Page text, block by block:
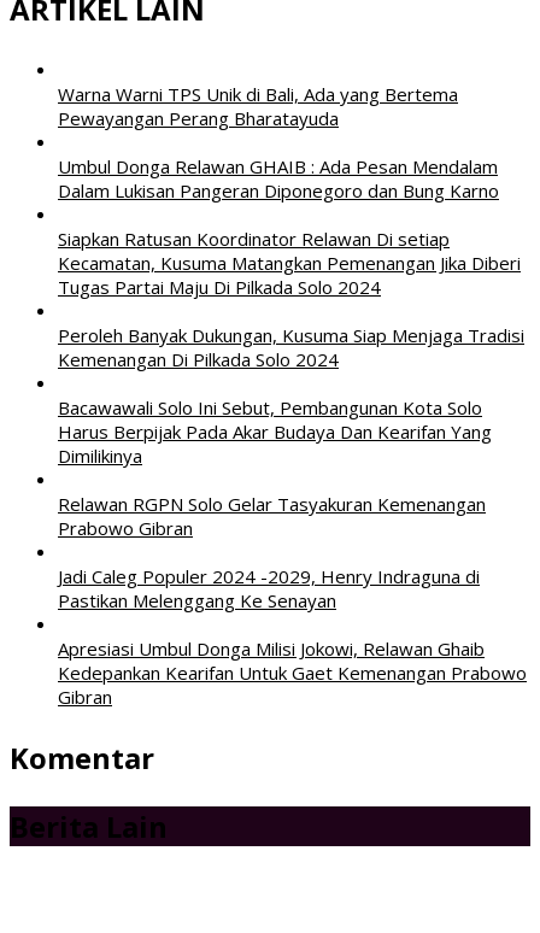
ARTIKEL LAIN
Warna Warni TPS Unik di Bali, Ada yang Bertema
Pewayangan Perang Bharatayuda
Umbul Donga Relawan GHAIB : Ada Pesan Mendalam
Dalam Lukisan Pangeran Diponegoro dan Bung Karno
Siapkan Ratusan Koordinator Relawan Di setiap
Kecamatan, Kusuma Matangkan Pemenangan Jika Diberi
Tugas Partai Maju Di Pilkada Solo 2024
Peroleh Banyak Dukungan, Kusuma Siap Menjaga Tradisi
Kemenangan Di Pilkada Solo 2024
Bacawawali Solo Ini Sebut, Pembangunan Kota Solo
Harus Berpijak Pada Akar Budaya Dan Kearifan Yang
Dimilikinya
Relawan RGPN Solo Gelar Tasyakuran Kemenangan
Prabowo Gibran
Jadi Caleg Populer 2024 -2029, Henry Indraguna di
Pastikan Melenggang Ke Senayan
Apresiasi Umbul Donga Milisi Jokowi, Relawan Ghaib
Kedepankan Kearifan Untuk Gaet Kemenangan Prabowo
Gibran
Komentar
Berita Lain